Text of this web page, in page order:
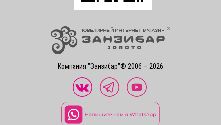
Компания "Занзибар"® 2006 — 2026